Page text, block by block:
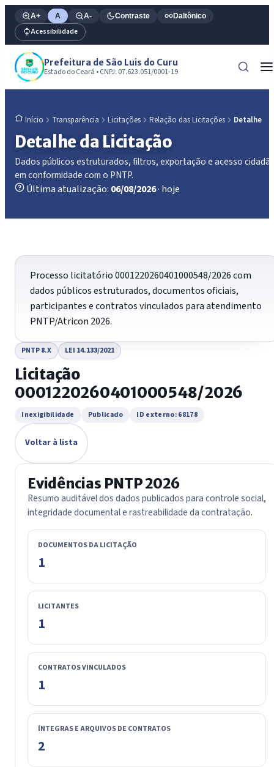
A+ A A- Contraste Daltônico
Acessibilidade
Prefeitura de São Luis do Curu
Estado do Ceará • CNPJ: 07.623.051/0001-19
Início Transparência Licitações Relação das Licitações Detalhe
Detalhe da Licitação
Dados públicos estruturados, filtros, exportação e acesso
em conformidade com o PNTP.
Última atualização: 06/08/2026· hoje
Processo licitatório 0001220260401000548/2026 com
dados públicos estruturados, documentos oficiais,
participantes e contratos vinculados para atendimento
PNTP/Atricon 2026.
PNTP 8.X LEI 14.133/2021
Licitação
0001220260401000548/2026
Inexigibilidade Publicado ID externo: 68178
Voltar à lista
Evidências PNTP 2026
Resumo auditável dos dados publicados para controle social,
integridade documental e rastreabilidade da contratação.
DOCUMENTOS DA LICITAÇÃO
1
LICITANTES
1
CONTRATOS VINCULADOS
1
ÍNTEGRAS E ARQUIVOS DE CONTRATOS
2